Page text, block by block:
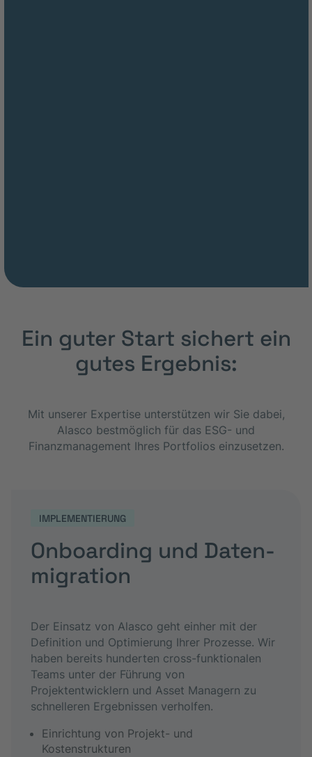
Ein guter Start sichert ein
gutes Ergebnis:
Mit unserer Expertise unterstützen wir Sie dabei,
Alasco bestmöglich für das ESG- und
Finanzmanagement Ihres Portfolios einzusetzen.
IMPLEMENTIERUNG
Onboarding und Daten­
migration
Der Einsatz von Alasco geht einher mit der
Definition und Optimierung Ihrer Prozesse. Wir
haben bereits hunderten cross-funktionalen
Teams unter der Führung von
Projektentwicklern und Asset Managern zu
schnelleren Ergebnissen verholfen.
Einrichtung von Projekt- und
Kostenstrukturen